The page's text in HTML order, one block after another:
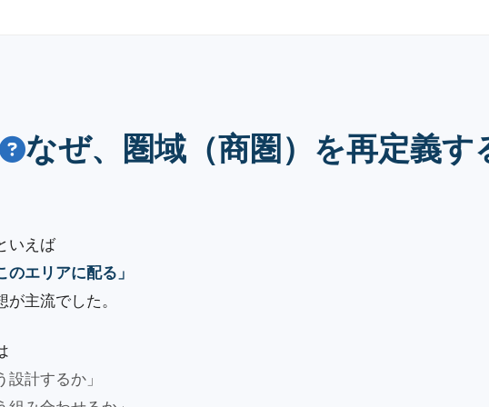
なぜ、圏域（商圏）を再定義す
いえば
のエリアに配る」
が主流でした。
設計するか」